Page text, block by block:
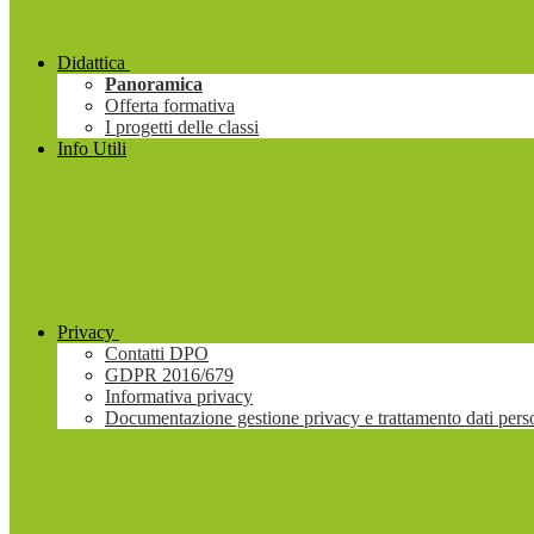
Didattica
Panoramica
Offerta formativa
I progetti delle classi
Info Utili
Privacy
Contatti DPO
GDPR 2016/679
Informativa privacy
Documentazione gestione privacy e trattamento dati